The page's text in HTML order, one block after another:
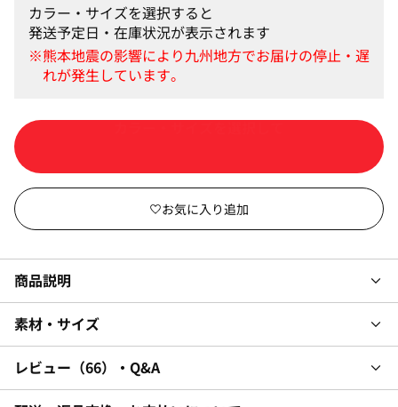
カラー・サイズを選択すると
発送予定日・在庫状況が表示されます
商品説明
素材・サイズ
レビュー 66 ・Q&A